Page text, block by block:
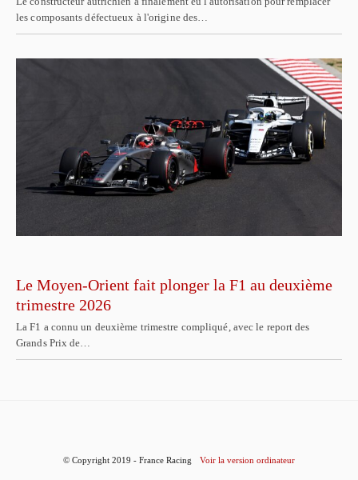
les composants défectueux à l'origine des…
Le Moyen-Orient fait plonger la F1 au deuxième
trimestre 2026
La F1 a connu un deuxième trimestre compliqué, avec le report des
Grands Prix de…
© Copyright 2019 - France Racing Voir la version ordinateur